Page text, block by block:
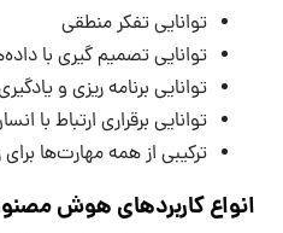
توانایی تفکر منطقی
توانایی تصمیم گیری با
توانایی برنامه ریزی و
توانایی برقراری ارتباط با
ترکیبی از همه مهارت‌ها
انواع کاربرد‌های هوش